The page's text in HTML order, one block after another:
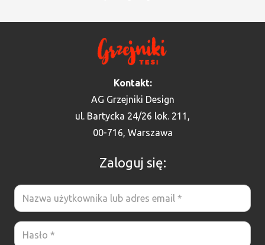
Kontakt:
AG Grzejniki Design
ul. Bartycka 24/26 lok. 211,
00-716, Warszawa
Zaloguj się: